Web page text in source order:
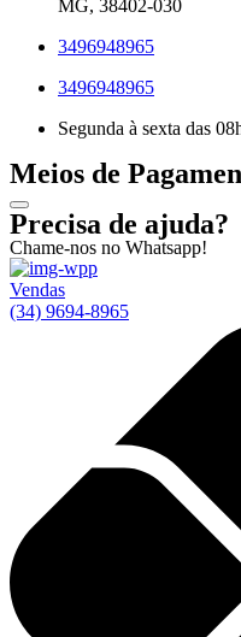
MG, 38402-030
3496948965
3496948965
Segunda à sexta das
Meios de
Precisa de ajuda?
Chame-nos no Whatsapp!
Vendas
(34) 9694-8965